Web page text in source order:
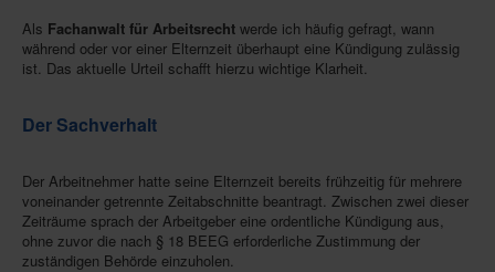
Als Fachanwalt für Arbeitsrecht werde ich häufig gefragt, wann
während oder vor einer Elternzeit überhaupt eine Kündigung zulässig
ist. Das aktuelle Urteil schafft hierzu wichtige Klarheit.
Der Sachverhalt
Der Arbeitnehmer hatte seine Elternzeit bereits frühzeitig für mehrere
voneinander getrennte Zeitabschnitte beantragt. Zwischen zwei dieser
Zeiträume sprach der Arbeitgeber eine ordentliche Kündigung aus,
ohne zuvor die nach § 18 BEEG erforderliche Zustimmung der
zuständigen Behörde einzuholen.